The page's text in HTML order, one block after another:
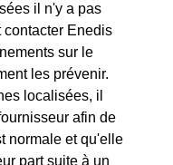
il n'y a pas
contacter Enedis
sur le
les prévenir.
localisées, il
afin de
normale et qu'elle
part suite à un